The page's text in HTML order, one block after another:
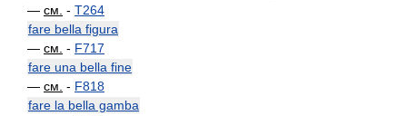
— см. - T264
fare bella figura
— см. - F717
fare una bella fine
— см. - F818
fare la bella gamba